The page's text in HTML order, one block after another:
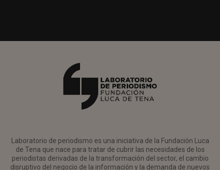
Laboratorio de periodismo es una iniciativa de la Fundación Luca
de Tena que nace para tratar de cubrir las necesidades de los
periodistas derivadas de la transformación del sector, el cambio
disruptivo del negocio de la información y la demanda de nuevos